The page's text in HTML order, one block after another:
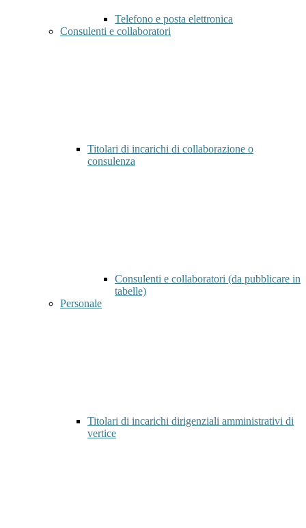
Telefono e posta elettronica
Consulenti e collaboratori
Titolari di incarichi di collaborazione o
consulenza
Consulenti e collaboratori (da pubblicare in
tabelle)
Personale
Titolari di incarichi dirigenziali amministrativi di
vertice